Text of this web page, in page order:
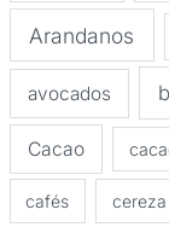
Arandanos
avocados
Cacao
cafés cereza